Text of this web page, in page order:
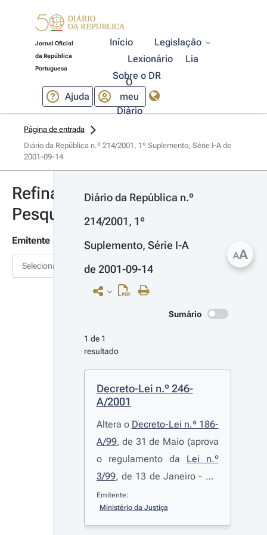
Jornal Oficial
da República
Portuguesa
Início
Legislação
Lexionário
Lia
Sobre o DR
Ajuda
O
meu
Diário
Página de entrada
Diário da República n.º 214/2001, 1º Suplemento, Série I-A de
2001-09-14
Refinar
Pesquisa
Emitente
Selecionar
Diário da República n.º
214/2001, 1º
Suplemento, Série I-A
de 2001-09-14
Sumário
1 de 1
resultado
Decreto-Lei n.º 246-
A/2001
Altera o Decreto-Lei n.º 186-
A/99, de 31 de Maio (aprova
o regulamento da Lei n.º
3/99, de 13 de Janeiro - Lei
de Organização e
Funcionamento dos
Tribunais Judiciais)
Emitente:
Ministério da Justiça
AA